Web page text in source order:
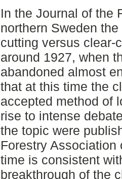
In the Journal of the
northern Sweden
cutting versus clear-
around 1927, when
abandoned almost
that at this time the
accepted method of
rise to intense
the topic were
Forestry Association
time is consistent
breakthrough of the